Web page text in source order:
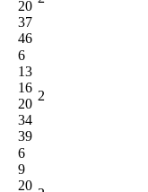
20
37
46
6
13
16
20
34
39
2
6
9
20